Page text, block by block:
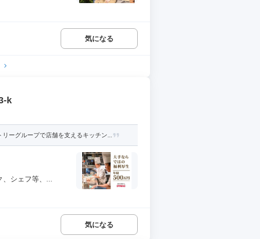
気になる
k
ーグループで店舗を支えるキッチン...
シェフ等、...
気になる